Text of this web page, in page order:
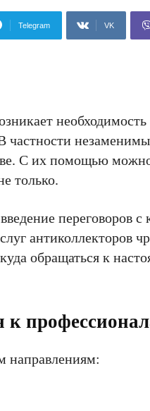
Telegram VK
необходимость
частности
С их помощью
только.
переговоров с
антиколлекторов
обращаться к
к
направлениям: